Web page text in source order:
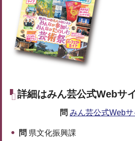
詳細はみん芸公式Webサ
問 みん芸公式Webサ
問 県文化振興課